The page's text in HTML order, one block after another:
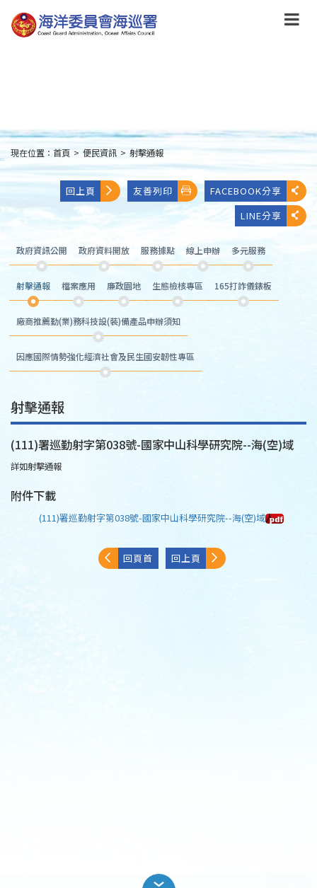
到
主
:::
現在位置： 首頁 > 便民資訊 > 射擊通報
回上頁 友善列印
FACEBOOK分享
LINE分享
政府資訊公開 政府資料開放 服務據點 線上申辦 多元服務
射擊通報 檔案應用 廉政園地 生態檢核專區 165打詐儀錶板
廠商推薦勤(業)務科技設(裝)備產品申辦須知
因應國際情勢強化經濟社會及民生國安韌性專區
射擊通報
(111)署巡勤射字第038號-國家中山科學研究院--海(空)域
詳如射擊通報
附件下載
(111)署巡勤射字第038號-國家中山科學研究院--海(空)域
回頁首 回上頁